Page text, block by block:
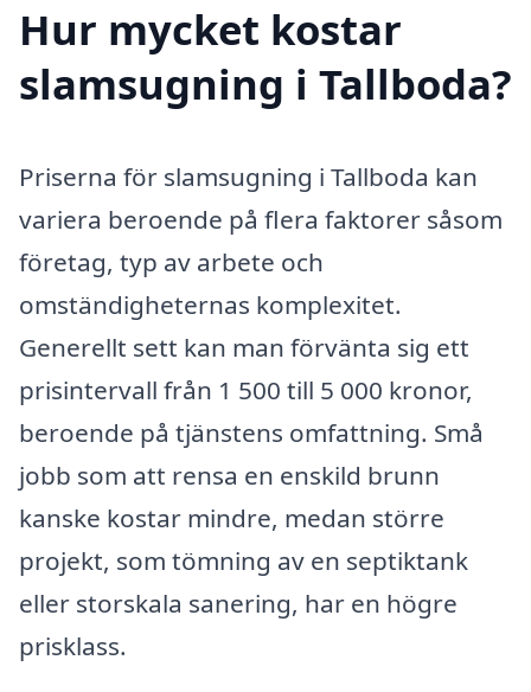
Hur mycket kostar
slamsugning i Tallboda?
Priserna för slamsugning i Tallboda kan
variera beroende på flera faktorer såsom
företag, typ av arbete och
omständigheternas komplexitet.
Generellt sett kan man förvänta sig ett
prisintervall från 1 500 till 5 000 kronor,
beroende på tjänstens omfattning. Små
jobb som att rensa en enskild brunn
kanske kostar mindre, medan större
projekt, som tömning av en septiktank
eller storskala sanering, har en högre
prisklass.